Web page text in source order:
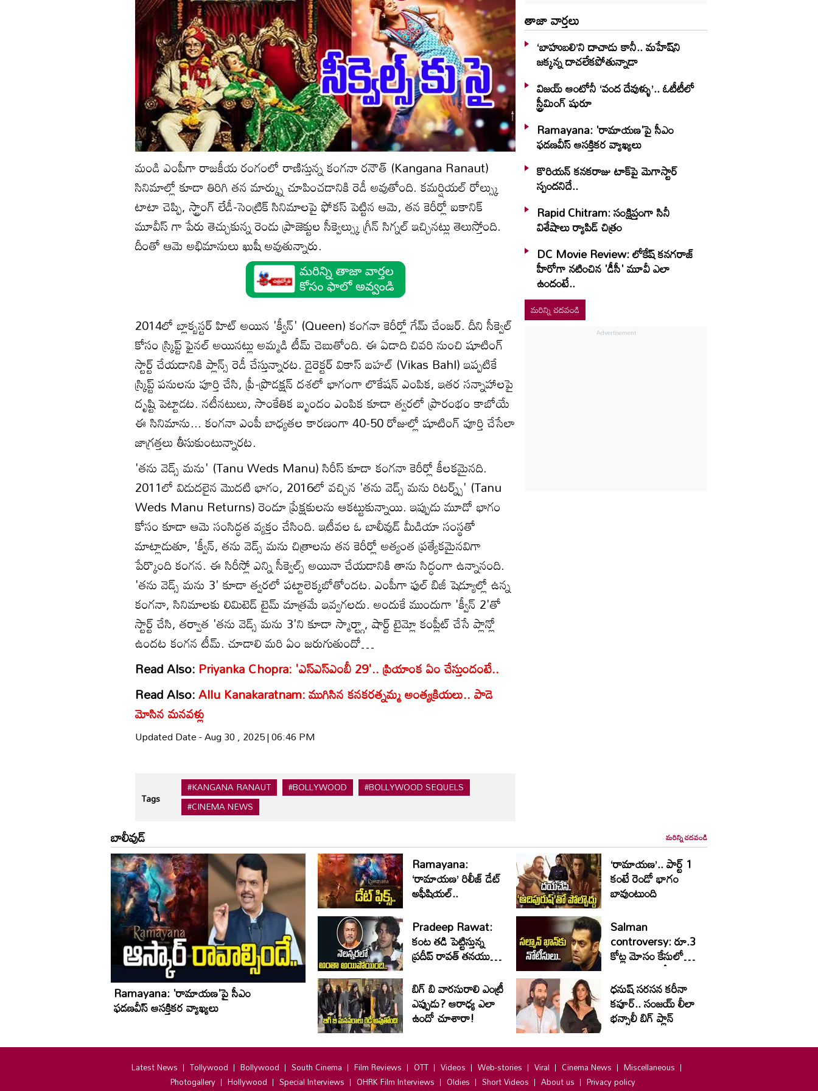
మండి ఎంపీగా రాజకీయ రంగంలో రాణిస్తున్న కంగనా రనౌత్ (Kangana Ranaut)
సినిమాల్లో కూడా తిరిగి తన మార్క్ను చూపించడానికి రెడీ అవుతోంది. కమర్షియల్ రోల్స్కు
టాటా చెప్పి, స్ట్రాంగ్ లేడీ-సెంట్రిక్ సినిమాలపై ఫోకస్ పెట్టిన ఆమె, తన కెరీర్లో ఐకానిక్
మూవీస్ గా పేరు తెచ్చుకున్న రెండు ప్రాజెక్టుల సీక్వెల్స్కు గ్రీన్ సిగ్నల్ ఇచ్చినట్లు తెలుస్తోంది.
దీంతో ఆమె అభిమానులు ఖుషీ అవుతున్నారు.
2014లో బ్లాక్బస్టర్ హిట్ అయిన 'క్వీన్' (Queen) కంగనా కెరీర్లో గేమ్ చేంజర్. దీని సీక్వెల్
కోసం స్క్రిప్ట్ ఫైనల్ అయినట్లు అమ్మడి టీమ్ చెబుతోంది. ఈ ఏడాది చివరి నుంచి షూటింగ్
స్టార్ట్ చేయడానికి ప్లాన్స్ రెడీ చేస్తున్నారట. డైరెక్టర్ వికాస్ బహల్ (Vikas Bahl) ఇప్పటికే
స్క్రిప్ట్ పనులను పూర్తి చేసి, ప్రీ-ప్రొడక్షన్ దశలో భాగంగా లొకేషన్ ఎంపిక, ఇతర సన్నాహాలపై
దృష్టి పెట్టాడట. నటీనటులు, సాంకేతిక బృందం ఎంపిక కూడా త్వరలో ప్రారంభం కాబోయే
ఈ సినిమాను... కంగనా ఎంపీ బాధ్యతల కారణంగా 40-50 రోజుల్లో షూటింగ్ పూర్తి చేసేలా
జాగ్రత్తలు తీసుకుంటున్నారట.
'తను వెడ్స్ మను' (Tanu Weds Manu) సిరీస్ కూడా కంగనా కెరీర్లో కీలకమైనది.
2011లో విడుదలైన మొదటి భాగం, 2016లో వచ్చిన 'తను వెడ్స్ మను రిటర్న్స్' (Tanu
Weds Manu Returns) రెండూ ప్రేక్షకులను ఆకట్టుకున్నాయి. ఇప్పుడు మూడో భాగం
కోసం కూడా ఆమె సంసిద్ధత వ్యక్తం చేసింది. ఇటీవల ఓ బాలీవుడ్ మీడియా సంస్థతో
మాట్లాడుతూ, 'క్వీన్, తను వెడ్స్ మను చిత్రాలను తన కెరీర్లో అత్యంత ప్రత్యేకమైనవిగా
పేర్కొంది కంగన. ఈ సిరీస్లో ఎన్ని సీక్వెల్స్ అయినా చేయడానికి తాను సిద్ధంగా ఉన్నానంది.
'తను వెడ్స్ మను 3' కూడా త్వరలో పట్టాలెక్కబోతోందట. ఎంపీగా ఫుల్ బిజీ షెడ్యూల్లో ఉన్న
కంగనా, సినిమాలకు లిమిటెడ్ టైమ్ మాత్రమే ఇవ్వగలదు. అందుకే ముందుగా 'క్వీన్ 2'తో
స్టార్ట్ చేసి, తర్వాత 'తను వెడ్స్ మను 3'ని కూడా స్మార్ట్గా, షార్ట్ టైమ్లో కంప్లీట్ చేసే ప్లాన్లో
ఉందట కంగన టీమ్. చూడాలి మరి ఏం జరుగుతుందో…
Read Also: Priyanka Chopra: 'ఎస్‌ఎస్‌ఎంబీ 29'.. ప్రియాంక ఏం చేస్తుందంటే..
Read Also:Allu Kanakaratnam: ముగిసిన కనకరత్నమ్మ అంత్యక్రియలు.. పాడె
మోసిన మనవళ్లు
Updated Date - Aug 30 , 2025 | 06:46 PM
Tags
#KANGANA RANAUT #BOLLYWOOD
#BOLLYWOOD SEQUELS
#CINEMA NEWS
తాజా వార్తలు
‘బాహుబలి’ని దాచాడు కానీ.. మహేష్‌ని
జక్కన్న దాచలేకపోతున్నాడా
విజయ్ ఆంటోనీ ‘వంద దేవుళ్ళు’.. ఓటీటీలో
స్ట్రీమింగ్ షురూ
Ramayana: 'రామాయణ'పై సీఎం
ఫడణవీస్ ఆసక్తికర వ్యాఖ్యలు
కొరియన్ కనకరాజు టాక్‌పై మెగాస్టార్
స్పందనిదే..
Rapid Chitram: సంక్షిప్తంగా సినీ
విశేషాలు ర్యాపిడ్ చిత్రం
DC Movie Review: లోకేష్ కనగరాజ్
హీరోగా నటించిన 'డీసీ' మూవీ ఎలా
ఉందంటే..
మరిన్ని చదవండి
బాలీవుడ్ మరిన్ని చదవండి
Ramayana: 'రామాయణ'పై సీఎం
ఫడణవీస్ ఆసక్తికర వ్యాఖ్యలు
Ramayana:
‘రామాయణ’ రిలీజ్ డేట్
అఫీషియల్‌..
‘రామాయణ’.. పార్ట్‌ 1
కంటే రెండో భాగం
బావుంటుంది
Pradeep Rawat:
కంట తడి పెట్టిస్తున్న
ప్రదీప్ రావత్ తనయుడి
Salman
controversy: రూ.3
కోట్ల మోసం కేసులో
విచారణకు ఆదేశం
బిగ్ బి వారసురాలి ఎంట్రీ
ఎప్పుడు? ఆరాధ్య ఎలా
ఉందో చూశారా!
ధనుష్ సరసన కరీనా
కపూర్.. సంజయ్ లీలా
భన్సాలీ బిగ్ ప్లాన్
Latest News Tollywood Bollywood South Cinema Film Reviews OTT Videos Web-stories Viral Cinema News
Miscellaneous
Photogallery
Hollywood Special Interviews OHRK Film Interviews Oldies Short Videos About us Privacy policy